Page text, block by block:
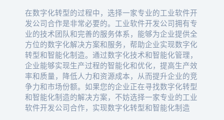
在数字化转型的过程中，选择一家专业的工业软件开
发公司合作是非常必要的。工业软件开发公司拥有专
业的技术团队和完善的服务体系，能够为企业提供全
方位的数字化解决方案和服务，帮助企业实现数字化
转型和智能化制造。通过数字化技术和智能化管理，
企业能够实现生产过程的智能化和优化，提高生产效
率和质量，降低人力和资源成本，从而提升企业的竞
争力和市场份额。如果您的企业正在寻找数字化转型
和智能化制造的解决方案，不妨选择一家专业的工业
软件开发公司合作，实现数字化转型和智能化制造